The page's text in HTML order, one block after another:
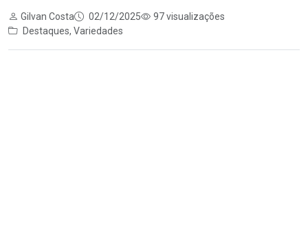
Gilvan Costa 02/12/2025
97 visualizações
Destaques, Variedades